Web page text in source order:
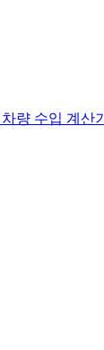
차량 수입 계산기